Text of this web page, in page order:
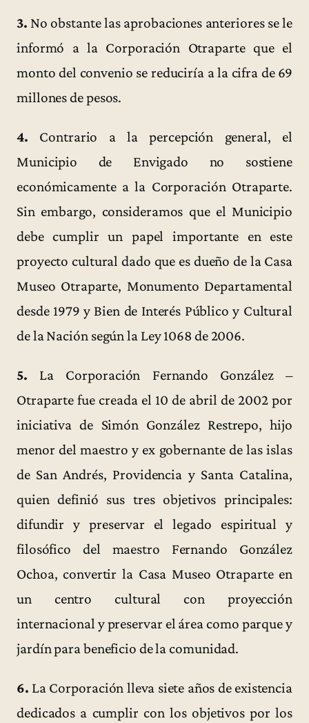
3. No obstante las aprobaciones anteriores se le
informó a la Corporación Otraparte que el
monto del convenio se reduciría a la cifra de 69
millones de pesos.
4. Contrario a la percepción general, el
Municipio de Envigado no sostiene
económicamente a la Corporación Otraparte.
Sin embargo, consideramos que el Municipio
debe cumplir un papel importante en este
proyecto cultural dado que es dueño de la Casa
Museo Otraparte, Monumento Departamental
desde 1979 y Bien de Interés Público y Cultural
de la Nación según la Ley 1068 de 2006.
5. La Corporación Fernando González –
Otraparte fue creada el 10 de abril de 2002 por
iniciativa de Simón González Restrepo, hijo
menor del maestro y ex gobernante de las islas
de San Andrés, Providencia y Santa Catalina,
quien definió sus tres objetivos principales:
difundir y preservar el legado espiritual y
filosófico del maestro Fernando González
Ochoa, convertir la Casa Museo Otraparte en
un centro cultural con proyección
internacional y preservar el área como parque y
jardín para beneficio de la comunidad.
6. La Corporación lleva siete años de existencia
dedicados a cumplir con los objetivos por los